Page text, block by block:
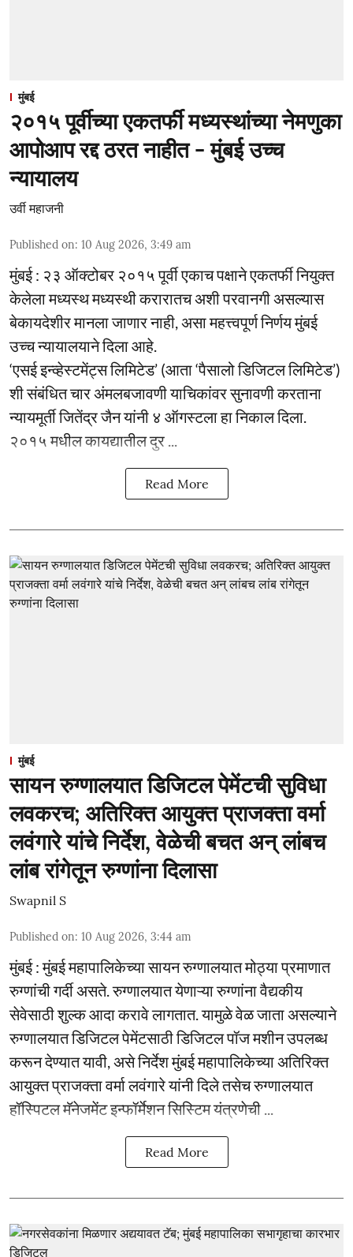
मुंबई
२०१५ पूर्वीच्या एकतर्फी मध्यस्थांच्या नेमणुका
आपोआप रद्द ठरत नाहीत - मुंबई उच्च
न्यायालय
उर्वी महाजनी
Published on: 10 Aug 2026, 3:49 am
मुंबई : २३ ऑक्टोबर २०१५ पूर्वी एकाच पक्षाने एकतर्फी नियुक्त
केलेला मध्यस्थ मध्यस्थी करारातच अशी परवानगी असल्यास
बेकायदेशीर मानला जाणार नाही, असा महत्त्वपूर्ण निर्णय मुंबई
उच्च न्यायालयाने दिला आहे.
‘एसई इन्व्हेस्टमेंट्स लिमिटेड’ (आता ‘पैसालो डिजिटल लिमिटेड’)
शी संबंधित चार अंमलबजावणी याचिकांवर सुनावणी करताना
न्यायमूर्ती जितेंद्र जैन यांनी ४ ऑगस्टला हा निकाल दिला.
२०१५ मधील कायद्यातील दुर ...
Read More
मुंबई
सायन रुग्णालयात डिजिटल पेमेंटची सुविधा
लवकरच; अतिरिक्त आयुक्त प्राजक्ता वर्मा
लवंगारे यांचे निर्देश, वेळेची बचत अन् लांबच
लांब रांगेतून रुग्णांना दिलासा
Swapnil S
Published on: 10 Aug 2026, 3:44 am
मुंबई : मुंबई महापालिकेच्या सायन रुग्णालयात मोठ्या प्रमाणात
रुग्णांची गर्दी असते. रुग्णालयात येणाऱ्या रुग्णांना वैद्यकीय
सेवेसाठी शुल्क आदा करावे लागतात. यामुळे वेळ जाता असल्याने
रुग्णालयात डिजिटल पेमेंटसाठी डिजिटल पॉज मशीन उपलब्ध
करून देण्यात यावी, असे निर्देश मुंबई महापालिकेच्या अतिरिक्त
आयुक्त प्राजक्ता वर्मा लवंगारे यांनी दिले तसेच रुग्णालयात
हॉस्पिटल मॅनेजमेंट इन्फॉर्मेशन सिस्टिम यंत्रणेची ...
Read More